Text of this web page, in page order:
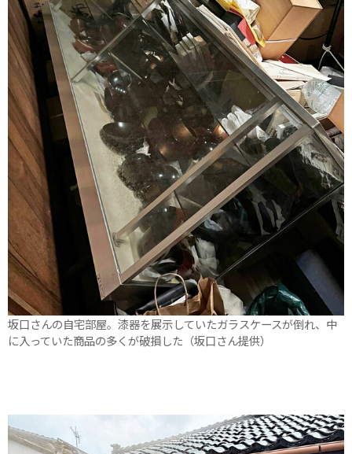
坂口さんの自宅部屋。漆器を展示していたガラスケースが倒れ、中
に入っていた商品の多くが破損した（坂口さん提供）